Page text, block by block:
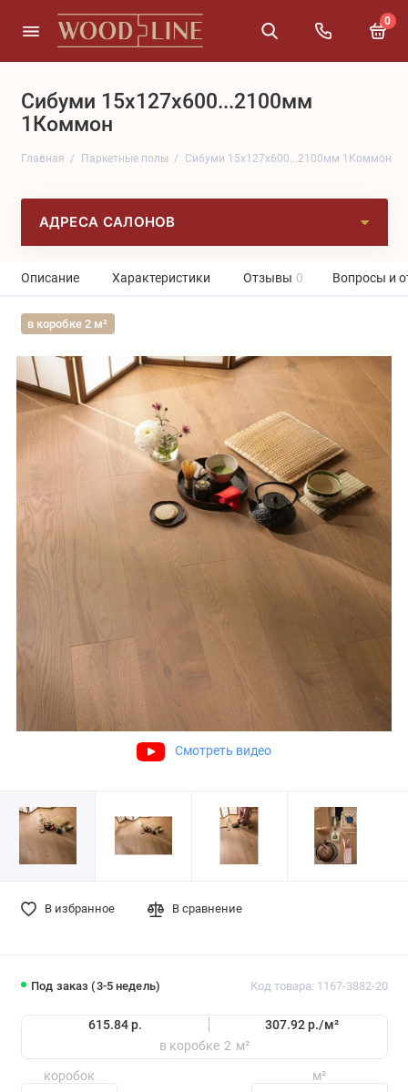
0
Сибуми 15x127x600...2100мм
1Коммон
Главная Паркетные полы Сибуми 15x127x600...2100мм 1Коммон
АДРЕСА САЛОНОВ
Описание Характеристики Отзывы 0 Вопросы и
в коробке 2 м²
Смотреть видео
Под заказ (3-5 недель) Код товара: 1167-3882-20
615.84 р. 307.92 р./м²
в коробке 2 м²
коробок
м²
В избранное В сравнение